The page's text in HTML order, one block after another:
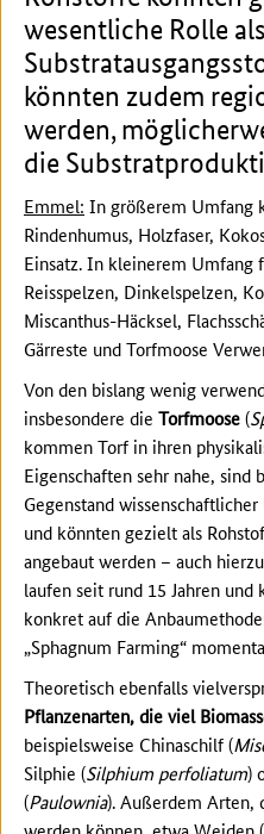
wesentliche Rolle als
könnten zudem
werden,
die
Emmel: In größerem Umfang
Rindenhumus, Holzfaser,
Einsatz. In kleinerem Umfang
Reisspelzen, Dinkelspelzen,
Miscanthus-Häcksel,
Gärreste und Torfmoose
Von den bislang wenig
insbesondere die Torfmoose(
kommen Torf in ihren
Eigenschaften sehr nahe, sind
Gegenstand
und könnten gezielt als
angebaut werden – auch
laufen seit rund 15 Jahren
konkret auf die
„Sphagnum Farming“
Theoretisch ebenfalls
Pflanzenarten, die viel
beispielsweise Chinaschilf (
Silphie (Silphium perfoliatum)
(Paulownia). Außerdem Arten,